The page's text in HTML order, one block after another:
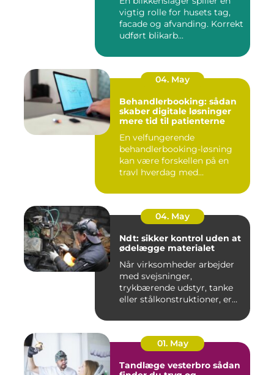
vigtig rolle for husets tag,
facade og afvanding. Korrekt
udført blikarb...
04. May
Behandlerbooking: sådan
skaber digitale løsninger
mere tid til patienterne
En velfungerende
behandlerbooking-løsning
kan være forskellen på en
travl hverdag med
04. May
Ndt: sikker kontrol uden at
ødelægge materialet
Når virksomheder arbejder
med svejsninger,
trykbærende udstyr, tanke
eller stålkonstruktioner, er
01. May
Tandlæge vesterbro sådan